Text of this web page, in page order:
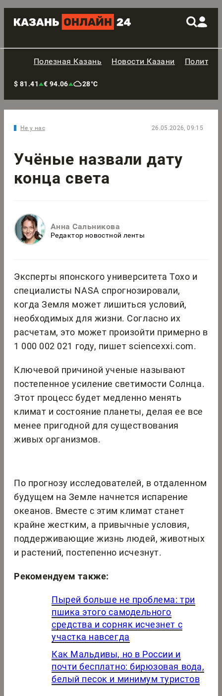
Полезная Казань Новости Казани
$ 81.41 € 94.06 28°C
Не у нас 26.05.2026, 09:15
Учёные назвали дату
конца света
Анна Сальникова
Редактор новостной ленты
Эксперты японского университета Тохо и
специалисты NASA спрогнозировали,
когда Земля может лишиться условий,
необходимых для жизни. Согласно их
расчетам, это может произойти примерно в
1 000 002 021 году, пишет sciencexxi.com.
Ключевой причиной ученые называют
постепенное усиление светимости Солнца.
Этот процесс будет медленно менять
климат и состояние планеты, делая ее все
менее пригодной для существования
живых организмов.
По прогнозу исследователей, в отдаленном
будущем на Земле начнется испарение
океанов. Вместе с этим климат станет
крайне жестким, а привычные условия,
поддерживающие жизнь людей, животных
и растений, постепенно исчезнут.
Рекомендуем также:
Пырей больше не проблема: три
пшика этого самодельного
средства и сорняк исчезнет с
участка навсегда
Как Мальдивы, но в России и
почти бесплатно: бирюзовая вода,
белый песок и минимум туристов